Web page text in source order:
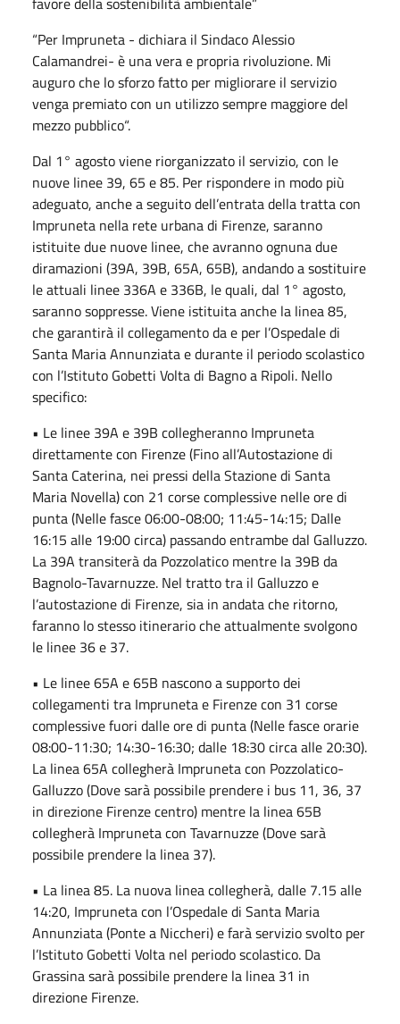
“Per Impruneta - dichiara il Sindaco Alessio
Calamandrei- è una vera e propria rivoluzione. Mi
auguro che lo sforzo fatto per migliorare il servizio
venga premiato con un utilizzo sempre maggiore del
mezzo pubblico“.
Dal 1° agosto viene riorganizzato il servizio, con le
nuove linee 39, 65 e 85. Per rispondere in modo più
adeguato, anche a seguito dell’entrata della tratta con
Impruneta nella rete urbana di Firenze, saranno
istituite due nuove linee, che avranno ognuna due
diramazioni (39A, 39B, 65A, 65B), andando a sostituire
le attuali linee 336A e 336B, le quali, dal 1° agosto,
saranno soppresse. Viene istituita anche la linea 85,
che garantirà il collegamento da e per l’Ospedale di
Santa Maria Annunziata e durante il periodo scolastico
con l’Istituto Gobetti Volta di Bagno a Ripoli. Nello
specifico:
• Le linee 39A e 39B collegheranno Impruneta
direttamente con Firenze (Fino all’Autostazione di
Santa Caterina, nei pressi della Stazione di Santa
Maria Novella) con 21 corse complessive nelle ore di
punta (Nelle fasce 06:00-08:00; 11:45-14:15; Dalle
16:15 alle 19:00 circa) passando entrambe dal Galluzzo.
La 39A transiterà da Pozzolatico mentre la 39B da
Bagnolo-Tavarnuzze. Nel tratto tra il Galluzzo e
l’autostazione di Firenze, sia in andata che ritorno,
faranno lo stesso itinerario che attualmente svolgono
le linee 36 e 37.
• Le linee 65A e 65B nascono a supporto dei
collegamenti tra Impruneta e Firenze con 31 corse
complessive fuori dalle ore di punta (Nelle fasce orarie
08:00-11:30; 14:30-16:30; dalle 18:30 circa alle 20:30).
La linea 65A collegherà Impruneta con Pozzolatico-
Galluzzo (Dove sarà possibile prendere i bus 11, 36, 37
in direzione Firenze centro) mentre la linea 65B
collegherà Impruneta con Tavarnuzze (Dove sarà
possibile prendere la linea 37).
• La linea 85. La nuova linea collegherà, dalle 7.15 alle
14:20, Impruneta con l’Ospedale di Santa Maria
Annunziata (Ponte a Niccheri) e farà servizio svolto per
l’Istituto Gobetti Volta nel periodo scolastico. Da
Grassina sarà possibile prendere la linea 31 in
direzione Firenze.